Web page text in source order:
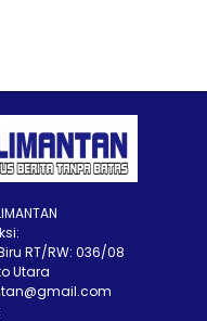
RT/RW: 036/08
Utara